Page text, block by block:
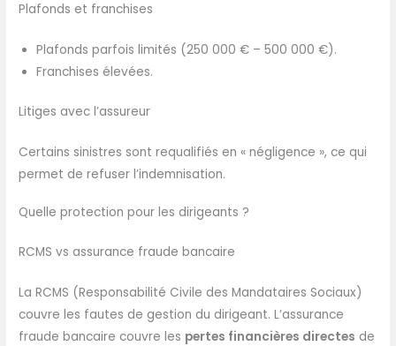
Plafonds et franchises
Plafonds parfois limités (250 000 € – 500 000 €).
Franchises élevées.
Litiges avec l’assureur
Certains sinistres sont requalifiés en « négligence », ce qui
permet de refuser l’indemnisation.
Quelle protection pour les dirigeants ?
RCMS vs assurance fraude bancaire
La RCMS (Responsabilité Civile des Mandataires Sociaux)
couvre les fautes de gestion du dirigeant. L’assurance
fraude bancaire couvre les pertes financières directes de